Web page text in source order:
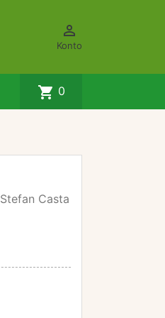

Konto
shopping_cart 0
Casta